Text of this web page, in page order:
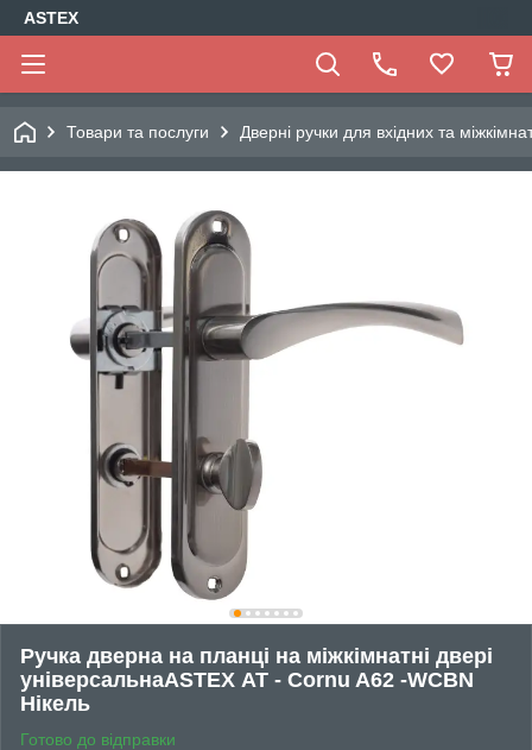
ASTEX
Товари та послуги Дверні ручки для вхідних та
Ручка дверна на планці на міжкімнатні двері
універсальнаASTEX АТ - Cornu A62 -WCBN
Нікель
Готово до відправки